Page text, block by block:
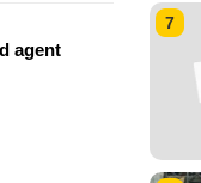
agent
7